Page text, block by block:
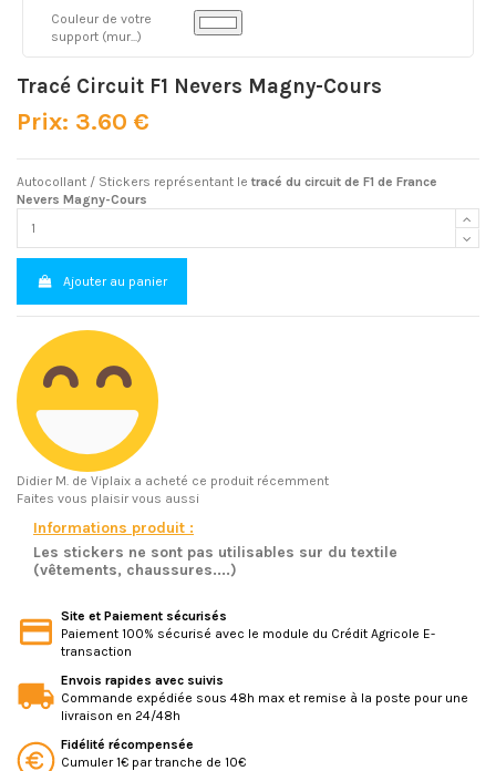
Couleur de votre
support (mur...)
Tracé Circuit F1 Nevers Magny-Cours
Prix: 3.60 €
Autocollant / Stickers représentant le tracé du circuit de F1 de France
Nevers Magny-Cours
Ajouter au panier
Didier M. de Viplaix a acheté ce produit récemment
Faites vous plaisir vous aussi
Informations produit :
Les stickers ne sont pas utilisables sur du textile
(vêtements, chaussures....)
Site et Paiement sécurisés
Paiement 100% sécurisé avec le module du Crédit Agricole E-
transaction
Envois rapides avec suivis
Commande expédiée sous 48h max et remise à la poste pour une
livraison en 24/48h
Fidélité récompensée
Cumuler 1€ par tranche de 10€